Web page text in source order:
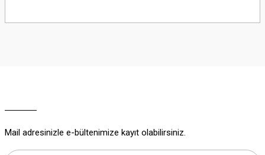
yetersiz gördüğünüz noktaları öneri formunu kullanarak tarafımıza
Bu ürüne benzer farklı alternatifler olmalı.
Mail adresinizle e-bültenimize kayıt olabilirsiniz.